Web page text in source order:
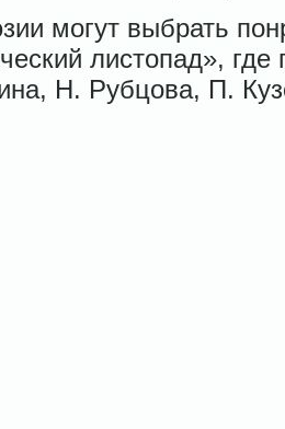
могут выбрать
листопад»,
Н. Рубцова, П.